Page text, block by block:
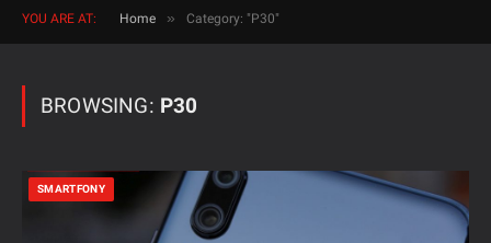
YOU ARE AT: Home » Category: "P30"
BROWSING: P30
SMARTFONY